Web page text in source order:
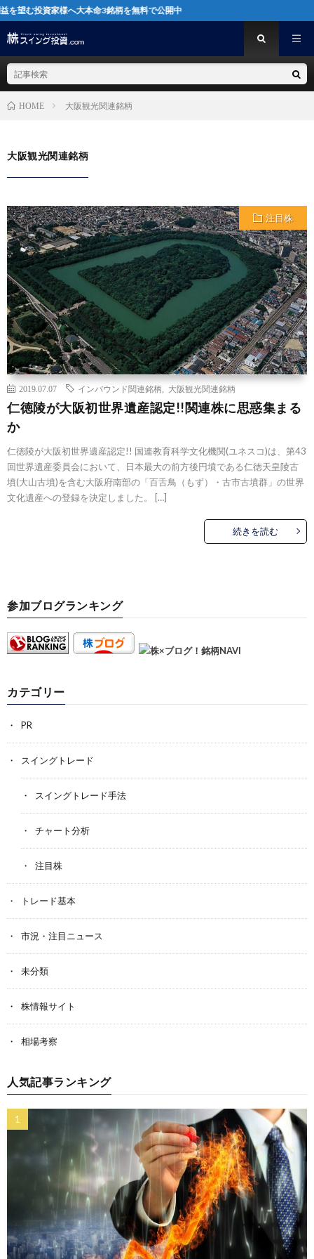
投資家様へ大本命3銘柄を無料で公開中
HOME 大阪観光関連銘柄
大阪観光関連銘柄
注目株
2019.07.07 インバウンド関連銘柄 大阪観光関連銘柄
仁徳陵が大阪初世界遺産認定!!関連株に思惑集まる
か
仁徳陵が大阪初世界遺産認定!! 国連教育科学文化機関(ユネスコ)は、第43
回世界遺産委員会において、日本最大の前方後円墳である仁徳天皇陵古
墳(大山古墳)を含む大阪府南部の「百舌鳥（もず）・古市古墳群」の世界
文化遺産への登録を決定しました。 […]
続きを読む
参加ブログランキング
カテゴリー
PR
スイングトレード
スイングトレード手法
チャート分析
注目株
トレード基本
市況・注目ニュース
未分類
株情報サイト
相場考察
人気記事ランキング